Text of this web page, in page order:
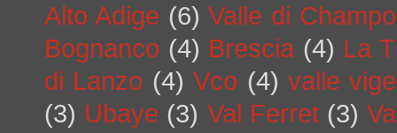
Alto Adige (6) Valle di
Bognanco (4) Brescia (4) La
di Lanzo (4) Vco (4) valle
(3) Ubaye (3) Val Ferret (3)